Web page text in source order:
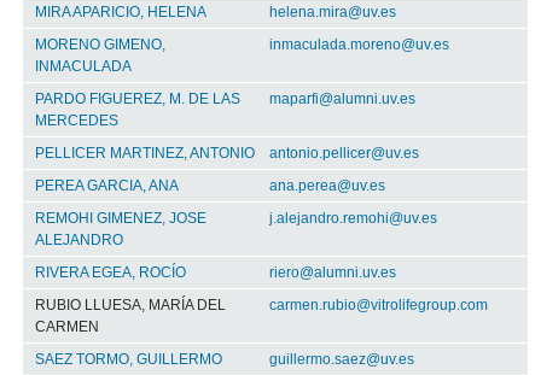
MIRA APARICIO, HELENA
helena.mira@uv.es
MORENO GIMENO,
INMACULADA
inmaculada.moreno@uv.es
PARDO FIGUEREZ, M. DE LAS
MERCEDES
maparfi@alumni.uv.es
PELLICER MARTINEZ, ANTONIO
antonio.pellicer@uv.es
PEREA GARCIA, ANA
ana.perea@uv.es
REMOHI GIMENEZ, JOSE
ALEJANDRO
j.alejandro.remohi@uv.es
RIVERA EGEA, ROCÍO
riero@alumni.uv.es
RUBIO LLUESA, MARÍA DEL
CARMEN
carmen.rubio@vitrolifegroup.com
SAEZ TORMO, GUILLERMO
guillermo.saez@uv.es